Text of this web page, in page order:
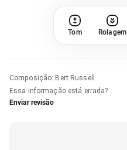
Tom Rolagem
Composição: Bert Russell
Essa informação está errada?
Enviar revisão